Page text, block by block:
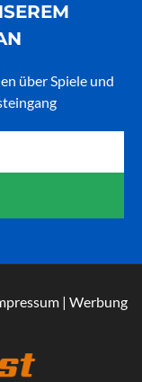
über Spiele und
| Werbung